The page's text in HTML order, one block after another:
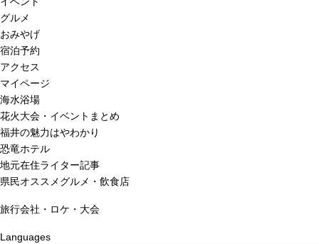
グルメ
おみやげ
宿泊予約
アクセス
マイページ
海水浴場
花火大会・イベントまとめ
福井の魅力はやわかり
恐竜ホテル
地元在住ライター記事
県民オススメグルメ・飲食店
旅行会社・ロケ・大会
Languages